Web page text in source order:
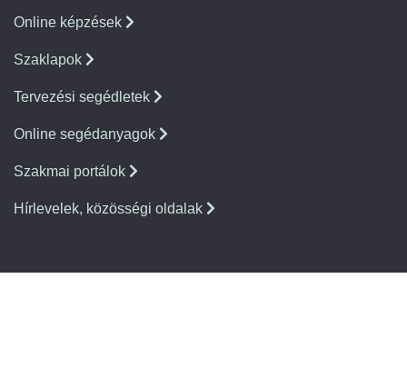
Online képzések
Szaklapok
Tervezési segédletek
Online segédanyagok
Szakmai portálok
Hírlevelek, közösségi oldalak